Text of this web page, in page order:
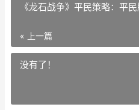
《龙石战争》平民策略：平
« 上一篇
没有了！